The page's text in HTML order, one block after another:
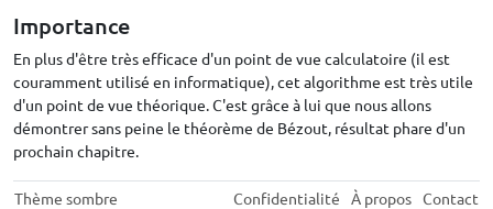
Importance
En plus d'être très efficace d'un point de vue calculatoire (il est
couramment utilisé en informatique), cet algorithme est très utile
d'un point de vue théorique. C'est grâce à lui que nous allons
démontrer sans peine le théorème de Bézout, résultat phare d'un
prochain chapitre.
Thème sombre Confidentialité À propos Contact